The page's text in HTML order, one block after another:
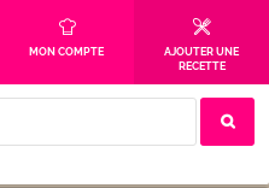
MON COMPTE
AJOUTER UNE
RECETTE